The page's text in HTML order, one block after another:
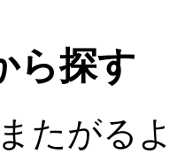
ら探す
たがる